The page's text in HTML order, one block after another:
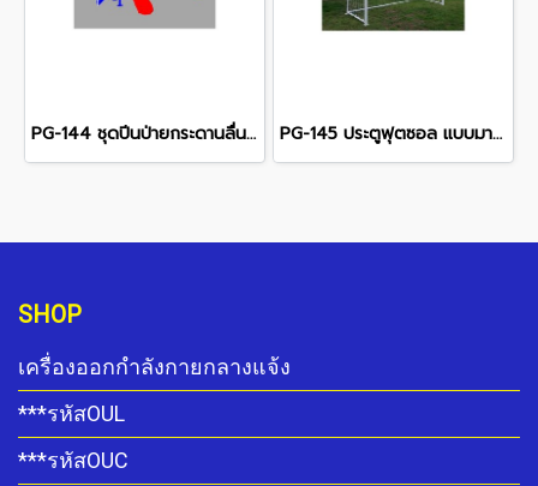
PG-144 ชุดปีนป่ายกระดานลื่น+ชิงช้า 3 ที่นั่ง PG-145 ประตูฟุตซอล แบบมาตรฐาน พร้อมตาข่าย
SHOP
เครื่องออกกำลังกายกลางแจ้ง
***รหัสOUL
***รหัสOUC